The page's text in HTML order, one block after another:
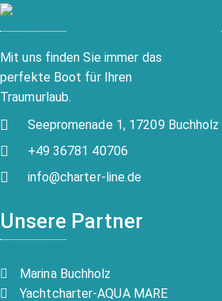
Mit uns finden Sie immer das
perfekte Boot für Ihren
Traumurlaub.
Seepromenade 1, 17209 Buchholz
+49 36781 40706
info@charter-line.de
Unsere Partner
Marina Buchholz
Yachtcharter-AQUA MARE